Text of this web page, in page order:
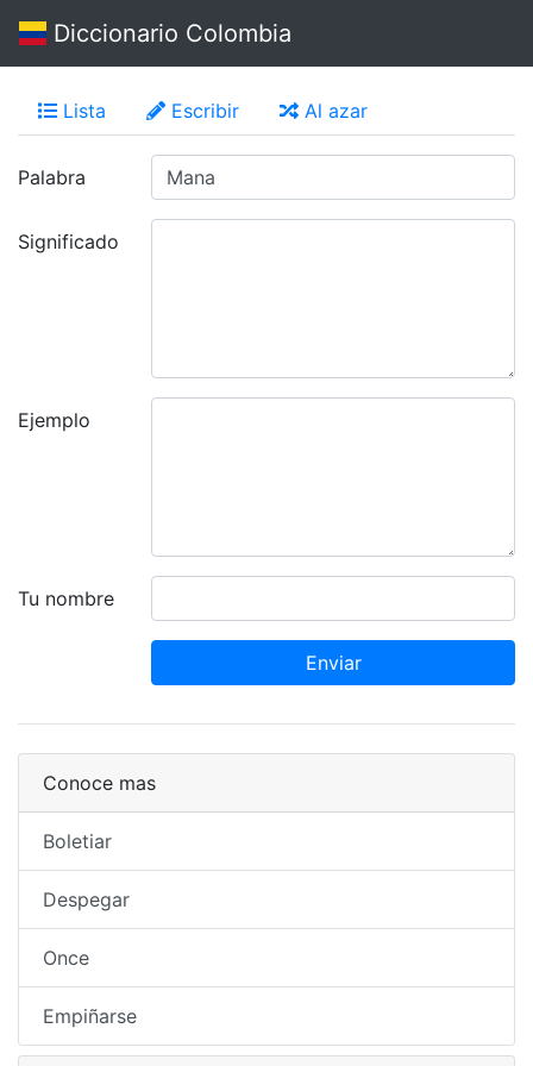
Diccionario Colombia
Lista Escribir Al azar
Palabra
Significado
Ejemplo
Tu nombre
Enviar
Conoce mas
Boletiar
Despegar
Once
Empiñarse